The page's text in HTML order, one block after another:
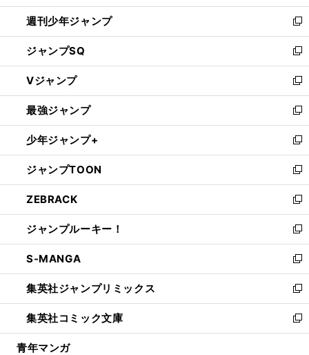
開
く
週刊少年ジャンプ
新
し
い
ウ
ィ
ン
ド
ウ
で
開
く
ジャンプSQ
新
し
い
ウ
ィ
ン
ド
ウ
で
開
く
Vジャンプ
新
し
い
ウ
ィ
ン
ド
ウ
で
開
く
最強ジャンプ
新
し
い
ウ
ィ
ン
ド
ウ
で
開
く
少年ジャンプ+
新
し
い
ウ
ィ
ン
ド
ウ
で
開
く
ジャンプTOON
新
し
い
ウ
ィ
ン
ド
ウ
で
開
く
ZEBRACK
新
し
い
ウ
ィ
ン
ド
ウ
で
開
ジャンプルーキー！
新
し
い
ウ
ィ
ン
ド
ウ
S-MANGA
新
し
い
ウ
ィ
ン
集英社ジャンプリミックス
新
し
い
ウ
集英社コミック文庫
新
し
青年マンガ